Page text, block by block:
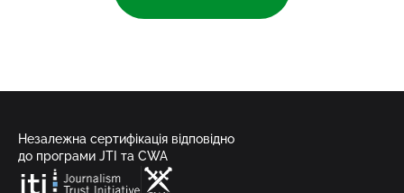
Незалежна сертифікація відповідно
до програми JTI та CWA